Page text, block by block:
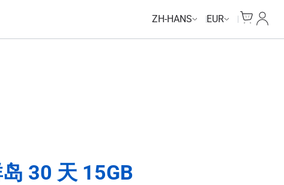
ZH-HANS EUR
我的
30 天 15GB